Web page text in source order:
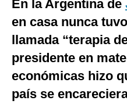
Club del Suscriptor
Mix
G de Gestión
Notas Contratadas
Podcast
En la Argentina de
en casa nunca
llamada “terapia
presidente en
económicas hizo
país se